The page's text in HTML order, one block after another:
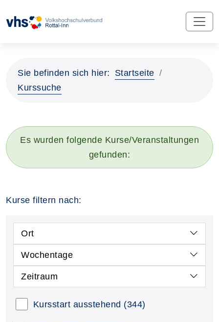
Sie befinden sich hier:
Startseite
Kurssuche
Es wurden folgende Kurse/Veranstaltungen
gefunden:
Kurse filtern nach:
Ort
Wochentage
Zeitraum
Kursstart ausstehend (344)